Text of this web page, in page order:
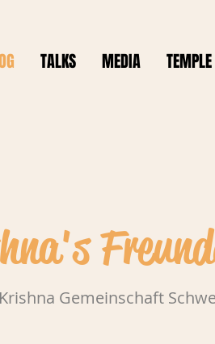
TALKS MEDIA TEMPLE
Gemeinschaft